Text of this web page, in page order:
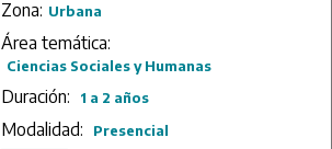
Duración: 2 años.
Zona: Urbana
Área temática:
Ciencias Sociales y Humanas
Duración: 1 a 2 años
Modalidad:
Presencial